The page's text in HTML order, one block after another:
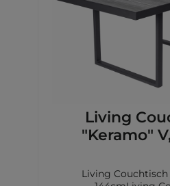
Living
"Keramo"
Living Couchtisch